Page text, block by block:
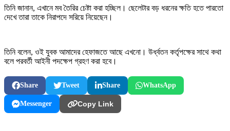
তিনি জানান, এখানে মব তৈরির চেষ্টা করা হচ্ছিল। ছেলেটার বড় ধরনের ক্ষতি হতে পারতো
দেখে তারা তাকে নিরাপদে সরিয়ে নিয়েছেন।
তিনি বলেন, ওই যুবক আমাদের হেফাজতে আছে এখনো। উর্ধ্বতন কর্তৃপক্ষের সাথে কথা
বলে পরবর্তী আইনী পদক্ষেপ গ্রহণ করা হবে।
Share Tweet Share WhatsApp
Messenger Copy Link